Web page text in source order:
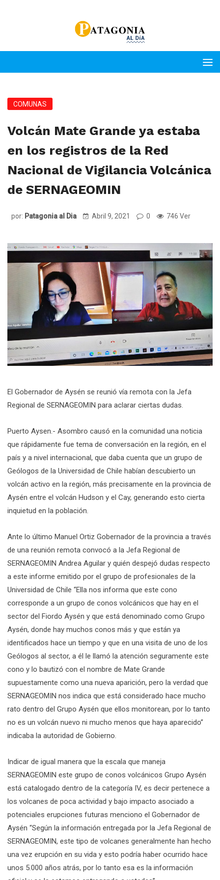
COMUNAS
Volcán Mate Grande ya estaba
en los registros de la Red
Nacional de Vigilancia Volcánica
de SERNAGEOMIN
por: Patagonia al Dia Abril 9, 2021 0 746 Ver
El Gobernador de Aysén se reunió vía remota con la Jefa
Regional de SERNAGEOMIN para aclarar ciertas dudas.
Puerto Aysen.- Asombro causó en la comunidad una noticia
que rápidamente fue tema de conversación en la región, en el
país y a nivel internacional, que daba cuenta que un grupo de
Geólogos de la Universidad de Chile habían descubierto un
volcán activo en la región, más precisamente en la provincia de
Aysén entre el volcán Hudson y el Cay, generando esto cierta
inquietud en la población.
Ante lo último Manuel Ortiz Gobernador de la provincia a través
de una reunión remota convocó a la Jefa Regional de
SERNAGEOMIN Andrea Aguilar y quién despejó dudas respecto
a este informe emitido por el grupo de profesionales de la
Universidad de Chile “Ella nos informa que este cono
corresponde a un grupo de conos volcánicos que hay en el
sector del Fiordo Aysén y que está denominado como Grupo
Aysén, donde hay muchos conos más y que están ya
identificados hace un tiempo y que en una visita de uno de los
Geólogos al sector, a él le llamó la atención seguramente este
cono y lo bautizó con el nombre de Mate Grande
supuestamente como una nueva aparición, pero la verdad que
SERNAGEOMIN nos indica que está considerado hace mucho
rato dentro del Grupo Aysén que ellos monitorean, por lo tanto
no es un volcán nuevo ni mucho menos que haya aparecido”
indicaba la autoridad de Gobierno.
Indicar de igual manera que la escala que maneja
SERNAGEOMIN este grupo de conos volcánicos Grupo Aysén
está catalogado dentro de la categoría IV, es decir pertenece a
los volcanes de poca actividad y bajo impacto asociado a
potenciales erupciones futuras menciono el Gobernador de
Aysén “Según la información entregada por la Jefa Regional de
SERNAGEOMIN, este tipo de volcanes generalmente han hecho
una vez erupción en su vida y esto podría haber ocurrido hace
unos 5.000 años atrás, por lo tanto esa es la información